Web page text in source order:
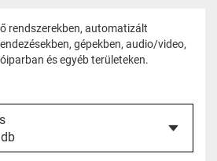
rendszerekben, automatizált
gépekben, audio/video,
és egyéb területeken.